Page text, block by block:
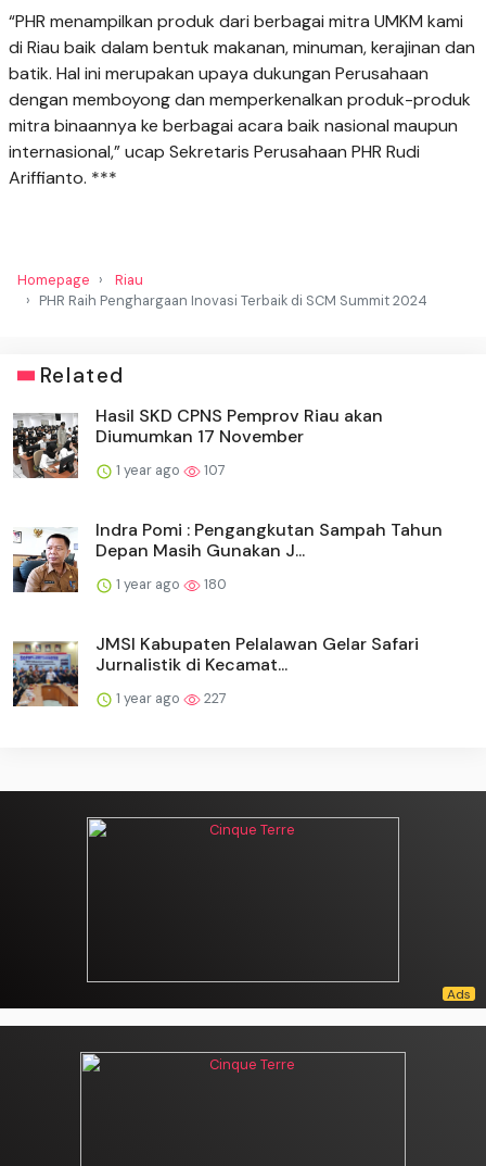
“PHR menampilkan produk dari berbagai mitra UMKM kami
di Riau baik dalam bentuk makanan, minuman, kerajinan dan
batik. Hal ini merupakan upaya dukungan Perusahaan
dengan memboyong dan memperkenalkan produk-produk
mitra binaannya ke berbagai acara baik nasional maupun
internasional,” ucap Sekretaris Perusahaan PHR Rudi
Ariffianto. ***
Homepage
Riau
PHR Raih Penghargaan Inovasi Terbaik di SCM Summit 2024
Related
Hasil SKD CPNS Pemprov Riau akan
Diumumkan 17 November
1 year ago 107
Indra Pomi : Pengangkutan Sampah Tahun
Depan Masih Gunakan J...
1 year ago 180
JMSI Kabupaten Pelalawan Gelar Safari
Jurnalistik di Kecamat...
1 year ago 227